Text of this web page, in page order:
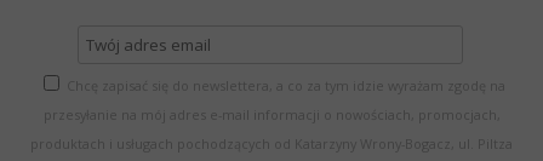
Chcę zapisać się do newslettera, a co za tym idzie wyrażam zgodę na
przesyłanie na mój adres e-mail informacji o nowościach, promocjach,
produktach i usługach pochodzących od Katarzyny Wrony-Bogacz, ul. Piltza